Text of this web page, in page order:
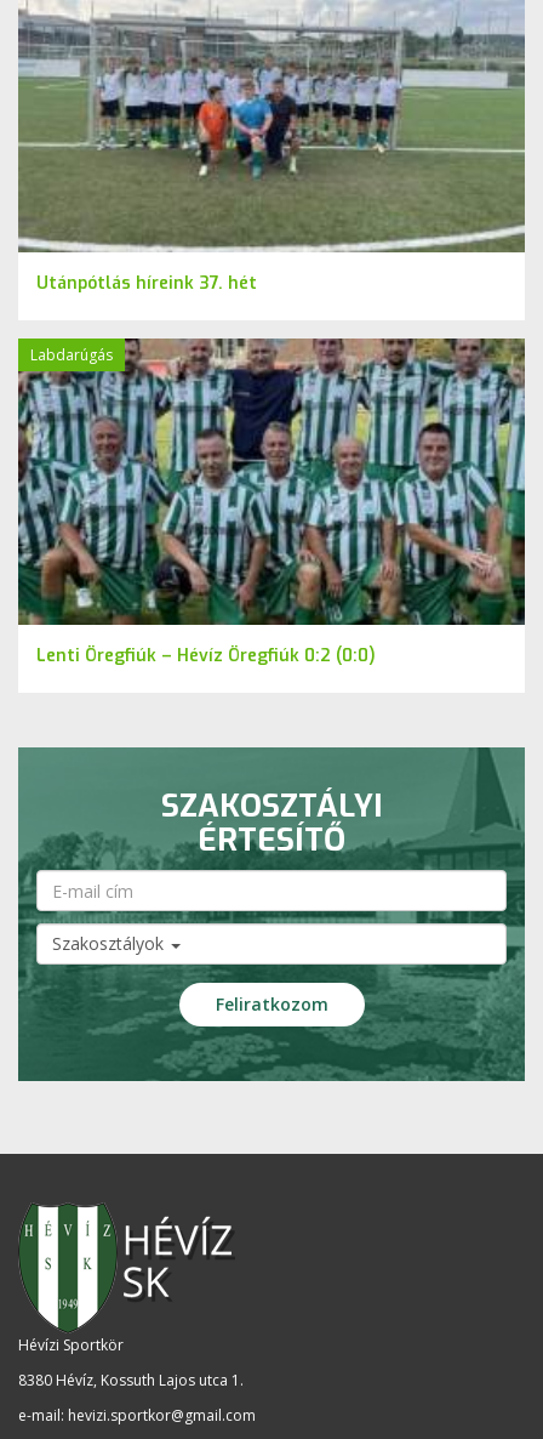
Utánpótlás híreink 37. hét
Labdarúgás
Lenti Öregfiúk – Hévíz Öregfiúk 0:2 (0:0)
SZAKOSZTÁLYI
ÉRTESÍTŐ
Szakosztályok
Hévízi Sportkör
8380 Hévíz, Kossuth Lajos utca 1 .
e-mail: hevizi.sportkor@gmail.com